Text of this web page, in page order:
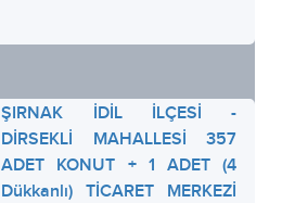
ŞIRNAK İDİL İLÇESİ -
DİRSEKLİ MAHALLESİ 357
ADET KONUT + 1 ADET (4
Dükkanlı) TİCARET MERKEZİ